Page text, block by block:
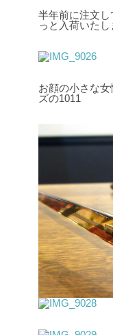
半年前に注文
っと入荷いたし
お顔の小さな
ズの1011